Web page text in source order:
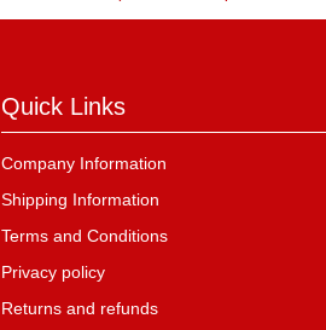
Quick Links
Company Information
Shipping Information
Terms and Conditions
Privacy policy
Returns and refunds